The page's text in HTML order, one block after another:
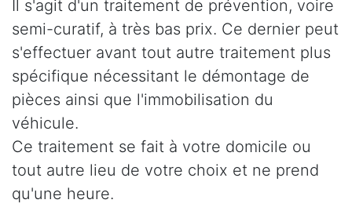
Il s'agit d'un traitement de prévention, voire
semi-curatif, à très bas prix. Ce dernier peut
s'effectuer avant tout autre traitement plus
spécifique nécessitant le démontage de
pièces ainsi que l'immobilisation du
véhicule.
Ce traitement se fait à votre domicile ou
tout autre lieu de votre choix et ne prend
qu'une heure.